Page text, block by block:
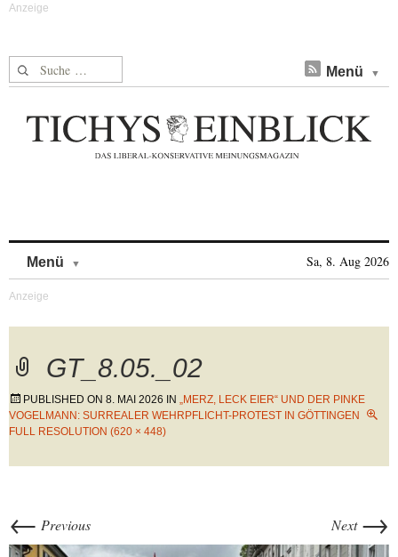
Suche nach: Menü
Menü Sa, 8. Aug 2026
GT_8.05._02
PUBLISHED ON 8. MAI 2026 IN „MERZ, LECK EIER“ UND DER PINKE
VOGELMANN: SURREALER WEHRPFLICHT-PROTEST IN GÖTTINGEN
FULL RESOLUTION (620 × 448)
← Previous Next →